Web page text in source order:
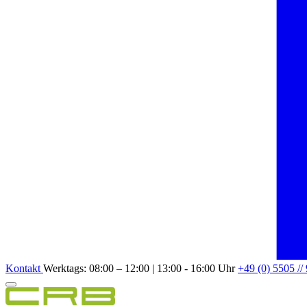
Kontakt Werktags: 08:00 – 12:00 | 13:00 - 16:00 Uhr+49 (0) 5505 //